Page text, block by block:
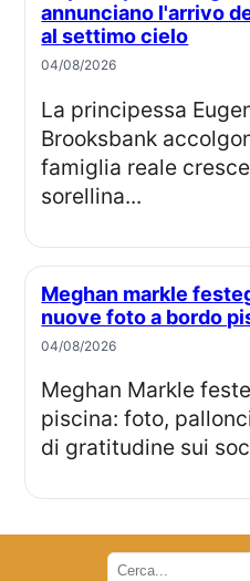
annunciano l'arrivo
al settimo cielo
04/08/2026
La principessa Eugenia e Jack
Brooksbank
famiglia reale
sorellina...
Meghan markle festeggia 45 anni con
nuove foto a bordo
04/08/2026
Meghan Markle festeggia 45 anni in
piscina: foto,
di gratitudine sui